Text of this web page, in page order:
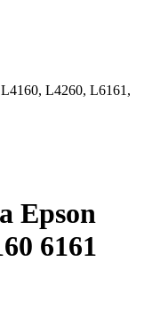
L4260, L6161,
Epson
6161